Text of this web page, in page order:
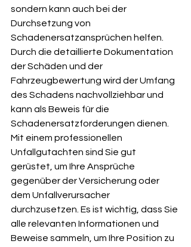
sondern kann auch bei der
Durchsetzung von
Schadenersatzansprüchen helfen.
Durch die detaillierte Dokumentation
der Schäden und der
Fahrzeugbewertung wird der Umfang
des Schadens nachvollziehbar und
kann als Beweis für die
Schadenersatzforderungen dienen.
Mit einem professionellen
Unfallgutachten sind Sie gut
gerüstet, um Ihre Ansprüche
gegenüber der Versicherung oder
dem Unfallverursacher
durchzusetzen. Es ist wichtig, dass Sie
alle relevanten Informationen und
Beweise sammeln, um Ihre Position zu